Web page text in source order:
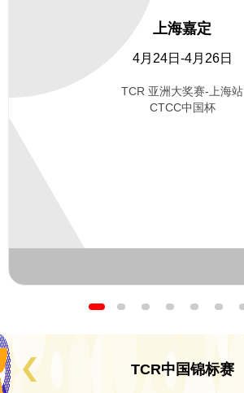
上海嘉定
4月24日-4月26日
TCR 亚洲大奖赛-上海站
CTCC中国杯
00 : 00
TCR中国锦标赛